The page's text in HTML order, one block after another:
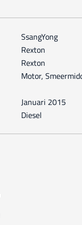
SsangYong
Rexton
Rexton
Motor,
januari 2015
Diesel